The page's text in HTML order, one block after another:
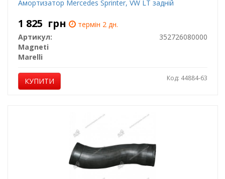
Амортизатор Mercedes Sprinter, VW LT задній
1 825 грн
термін 2 дн.
Артикул:
352726080000
Magneti
Marelli
КУПИТИ Код: 44884-63